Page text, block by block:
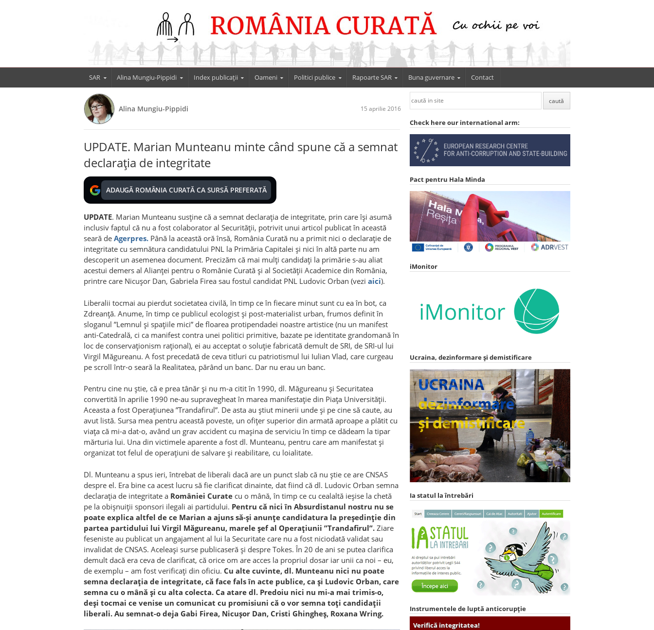
SAR Alina Mungiu-Pippidi Index publicații Oameni Politici publice Rapoarte SAR Buna guvernare Contact
Alina Mungiu-Pippidi 15 aprilie 2016
UPDATE. Marian Munteanu minte când spune că a semnat
declarația de integritate
ADAUGĂ ROMÂNIA CURATĂ CA SURSĂ PREFERATĂ
UPDATE. Marian Munteanu susține că a semnat declarația de integritate, prin care își asumă
inclusiv faptul că nu a fost colaborator al Securității, potrivit unui articol publicat în această
seară de Agerpres. Până la această oră însă, România Curată nu a primit nici o declarație de
integritate cu semnătura candidatului PNL la Primăria Capitalei și nici în altă parte nu am
descoperit un asemenea document. Precizăm că mai mulți candidați la primărie s-au aliat
acestui demers al Alianței pentru o Românie Curată și al Societății Academice din România,
printre care Nicușor Dan, Gabriela Firea sau fostul candidat PNL Ludovic Orban (vezi aici).
Liberalii tocmai au pierdut societatea civilă, în timp ce în fiecare minut sunt cu ea în bot, ca
Zdreanță. Anume, în timp ce publicul ecologist și post-materialist urban, frumos definit în
sloganul ”Lemnul și spațiile mici” de floarea protipendadei noastre artistice (nu un manifest
anti-Catedrală, ci ca manifest contra unei politici primitive, bazate pe identitate grandomană în
loc de conservaționism rațional), ei au acceptat o soluție fabricată demult de SRI, de SRI-ul lui
Virgil Măgureanu. A fost precedată de ceva titluri cu patriotismul lui Iulian Vlad, care curgeau
pe scroll într-o seară la Realitatea, părând un banc. Dar nu erau un banc.
Pentru cine nu știe, că e prea tânăr și nu m-a citit în 1990, dl. Măgureanu și Securitatea
convertită în aprilie 1990 ne-au supravegheat în marea manifestație din Piața Universității.
Aceasta a fost Operațiunea ”Trandafirul”. De asta au știut minerii unde și pe cine să caute, au
avut listă. Sursa mea pentru această poveste, un ofițer superior din armată aproape a plătit cu
viața că mi-a dat-o, având un grav accident cu mașina de serviciu în timp ce dădeam la tipar
mărturia lui. Una din victimele aparente a fost dl. Munteanu, pentru care am manifestat și
organizat tot felul de operațiuni de salvare și reabilitare, cu loialitate.
Dl. Munteanu a spus ieri, întrebat de liberali dacă are un punct slab că nu știe ce are CNSAS
despre el. Era bine ca acest lucru să fie clarificat dinainte, dat fiind că dl. Ludovic Orban semna
declarația de integritate a României Curate cu o mână, în timp ce cu cealaltă ieșise la chetă
pe la obișnuiții sponsori ilegali ai partidului. Pentru că nici în Absurdistanul nostru nu se
poate explica altfel de ce Marian a ajuns să-și anunțe candidatura la președinție din
partea partidului lui Virgil Măgureanu, marele șef al Operațiunii ”Trandafirul”. Ziare
feseniste au publicat un angajament al lui la Securitate care nu a fost niciodată validat sau
invalidat de CNSAS. Aceleași surse publicaseră și despre Tokes. În 20 de ani se putea clarifica
demult dacă era ceva de clarificat, că orice om are acces la propriul dosar iar unii ca noi – eu,
de exemplu – am fost verificați din oficiu. Cu alte cuvinte, dl. Munteanu nici nu poate
semna declarația de integritate, că face fals în acte publice, ca și Ludovic Orban, care
semna cu o mână și cu alta colecta. Ca atare dl. Predoiu nici nu mi-a mai trimis-o,
deși tocmai ce venise un comunicat cu promisiuni că o vor semna toți candidații
liberali. Au semnat-o deja Gabi Firea, Nicușor Dan, Cristi Ghingheș, Roxana Wring.
Check here our international arm:
Pact pentru Hala Minda
iMonitor
Ucraina, dezinformare și demistificare
Ia statul la întrebări
Instrumentele de luptă anticorupție
Verifică integritatea!